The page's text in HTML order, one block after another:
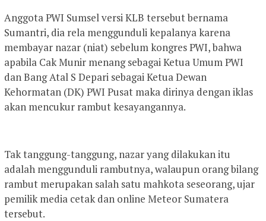
Anggota PWI Sumsel versi KLB tersebut bernama
Sumantri, dia rela menggunduli kepalanya karena
membayar nazar (niat) sebelum kongres PWI, bahwa
apabila Cak Munir menang sebagai Ketua Umum PWI
dan Bang Atal S Depari sebagai Ketua Dewan
Kehormatan (DK) PWI Pusat maka dirinya dengan iklas
akan mencukur rambut kesayangannya.
Tak tanggung-tanggung, nazar yang dilakukan itu
adalah menggunduli rambutnya, walaupun orang bilang
rambut merupakan salah satu mahkota seseorang, ujar
pemilik media cetak dan online Meteor Sumatera
tersebut.